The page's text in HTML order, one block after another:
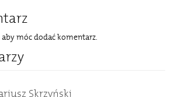
aby móc dodać komentarz.
Skrzyński